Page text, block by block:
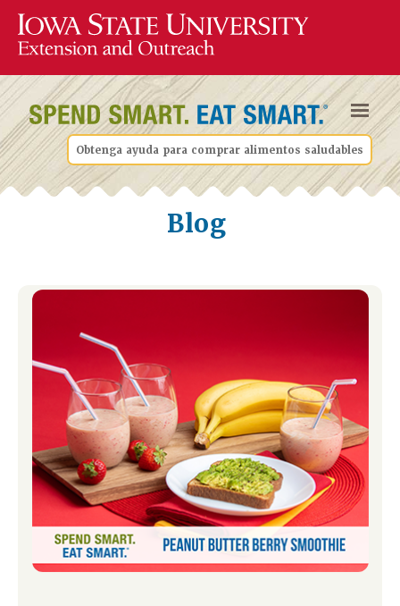
Obtenga ayuda para comprar alimentos saludables
Blog